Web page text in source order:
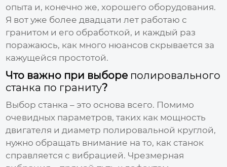
опыта и, конечно же, хорошего оборудования.
Я вот уже более двадцати лет работаю с
гранитом и его обработкой, и каждый раз
поражаюсь, как много нюансов скрывается за
кажущейся простотой.
Что важно при выборе полировального
станка по граниту?
Выбор станка – это основа всего. Помимо
очевидных параметров, таких как мощность
двигателя и диаметр полировальной круглой,
нужно обращать внимание на то, как станок
справляется с вибрацией. Чрезмерная